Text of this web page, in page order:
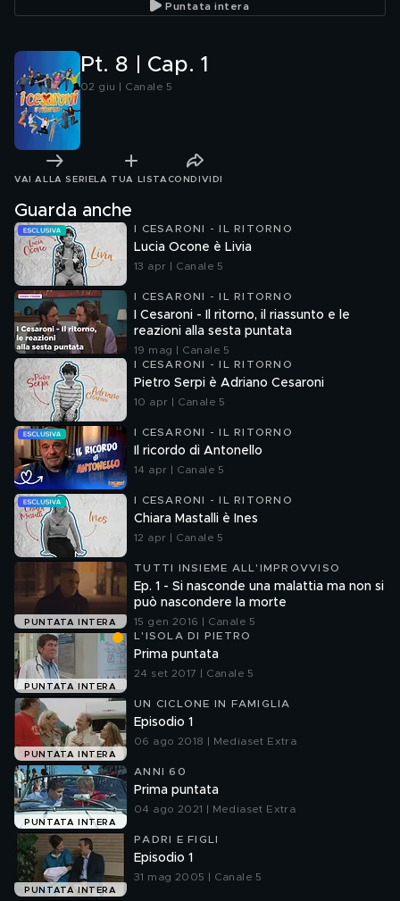
Puntata intera
Pt. 8 | Cap. 1
02 giu | Canale 5
VAI ALLA SERIE LA TUA LISTA CONDIVIDI
Guarda anche
I CESARONI - IL RITORNO
Lucia Ocone è Livia
13 apr | Canale 5
I CESARONI - IL RITORNO
I Cesaroni - Il ritorno, il riassunto e le
reazioni alla sesta puntata
19 mag | Canale 5
I CESARONI - IL RITORNO
Pietro Serpi è Adriano Cesaroni
10 apr | Canale 5
I CESARONI - IL RITORNO
Il ricordo di Antonello
14 apr | Canale 5
I CESARONI - IL RITORNO
Chiara Mastalli è Ines
12 apr | Canale 5
PUNTATA INTERA
TUTTI INSIEME ALL'IMPROVVISO
Ep. 1 - Si nasconde una malattia ma non si
può nascondere la morte
15 gen 2016 | Canale 5
PUNTATA INTERA
L'ISOLA DI PIETRO
Prima puntata
24 set 2017 | Canale 5
PUNTATA INTERA
UN CICLONE IN FAMIGLIA
Episodio 1
06 ago 2018 | Mediaset Extra
PUNTATA INTERA
ANNI 60
Prima puntata
04 ago 2021 | Mediaset Extra
PUNTATA INTERA
PADRI E FIGLI
Episodio 1
31 mag 2005 | Canale 5